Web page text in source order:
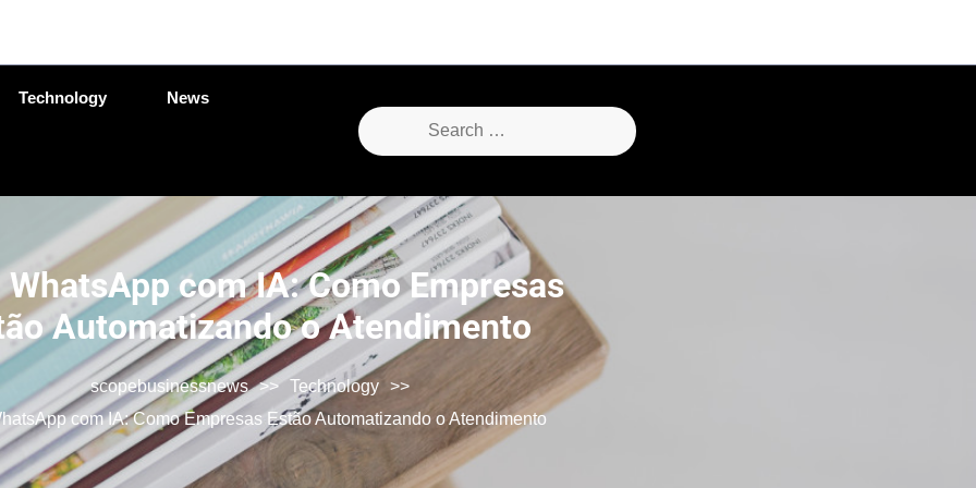
Technology News
Search
for:
WhatsApp com IA: Como Empresas
Automatizando o Atendimento
scopebusinessnews >> Technology
>>
com IA: Como Empresas Estão Automatizando o Atendimento